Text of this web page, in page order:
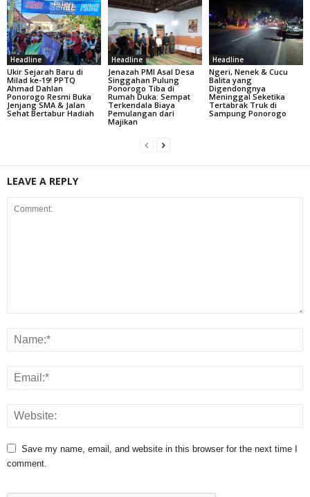
Headline
Ukir Sejarah Baru di
Milad ke-19! PPTQ
Ahmad Dahlan
Ponorogo Resmi Buka
Jenjang SMA & Jalan
Sehat Bertabur Hadiah
Headline
Jenazah PMI Asal Desa
Singgahan Pulung
Ponorogo Tiba di
Rumah Duka: Sempat
Terkendala Biaya
Pemulangan dari
Majikan
Headline
Ngeri, Nenek & Cucu
Balita yang
Digendongnya
Meninggal Seketika
Tertabrak Truk di
Sampung Ponorogo
LEAVE A REPLY
Save my name, email, and website in this browser for the next time I
comment.